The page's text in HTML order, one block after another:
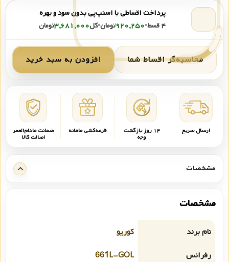
پرداخت اقساطی با اسنپ‌پی بدون سود و بهره
۴ قسط
•۹۲۰,۲۵۰تومان•کل۳,۶۸۱,۰۰۰تومان
محاسبه‌گر اقساط شما افزودن به سبد خرید
ارسال سریع ۱۴ روز بازگشت
وجه
قرعه‌کشی ماهانه ضمانت مادام‌العمر
اصالت کالا
مشخصات
مشخصات
نام برند
کوریو
رفرانس
661L-GOL